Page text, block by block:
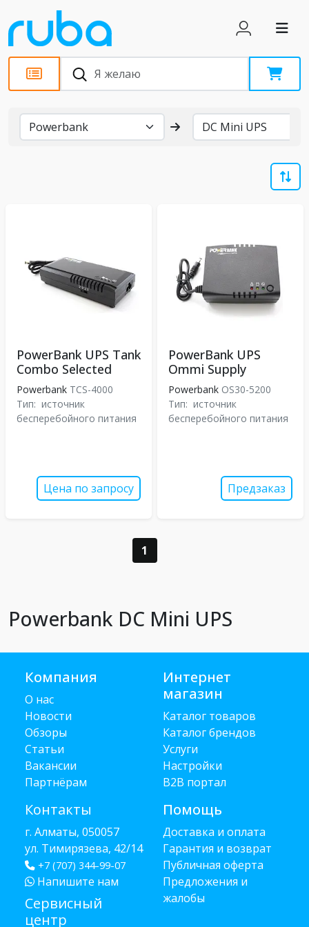
Бренды
PowerBank UPS Tank
Combo Selected
Powerbank TCS-4000
Тип: источник
бесперебойного питания
Цена по запросу
PowerBank UPS
Ommi Supply
Powerbank OS30-5200
Тип: источник
бесперебойного питания
Предзаказ
1
Powerbank DC Mini UPS
Компания
О нас
Новости
Обзоры
Статьи
Вакансии
Партнёрам
Контакты
г. Алматы, 050057
ул. Тимирязева, 42/14
+7 (707) 344-99-07
Напишите нам
Сервисный
центр
Интернет
магазин
Каталог товаров
Каталог брендов
Услуги
Настройки
B2B портал
Помощь
Доставка и оплата
Гарантия и возврат
Публичная оферта
Предложения и
жалобы